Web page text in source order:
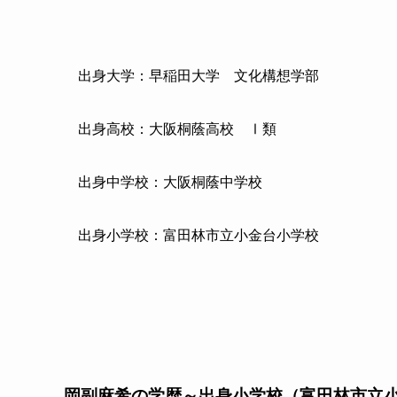
出身大学：早稲田大学 文化構想学部
出身高校：大阪桐蔭高校 Ⅰ類
出身中学校：大阪桐蔭中学校
出身小学校：富田林市立小金台小学校